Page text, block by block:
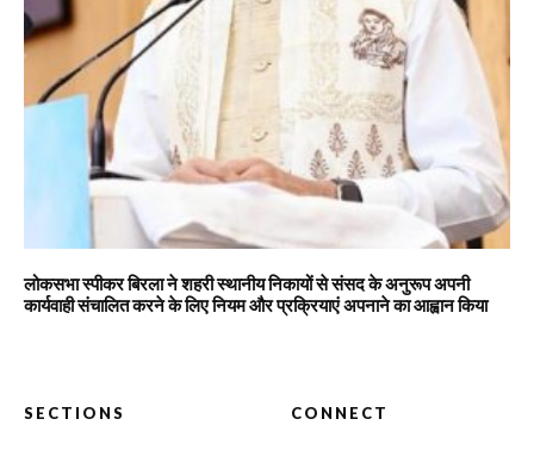
लोकसभा स्पीकर बिरला ने शहरी स्थानीय निकायों से संसद के अनुरूप अपनी
कार्यवाही संचालित करने के लिए नियम और प्रक्रियाएं अपनाने का आह्वान किया
SECTIONS CONNECT